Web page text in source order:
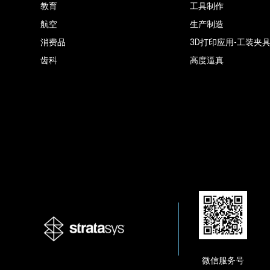
教育
航空
消费品
齿科
工具制作
生产制造
3D打印应用-工装夹具
高度逼真
微信服务号